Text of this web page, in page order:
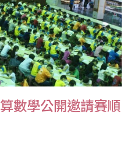
數學公開邀請賽順